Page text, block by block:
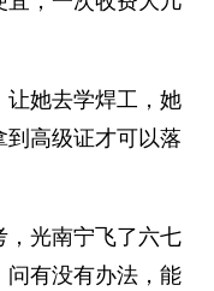
她去学焊工，她
高级证才可以落
光南宁飞了六七
有没有办法，能